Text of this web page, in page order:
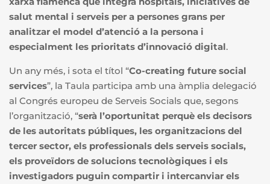
salut mental i serveis per a persones grans per
analitzar el model d’atenció a la persona i
especialment les prioritats d’innovació digital.
Un any més, i sota el títol “Co-creating future social
services”, la Taula participa amb una àmplia delegació
al Congrés europeu de Serveis Socials que, segons
l’organització, “serà l’oportunitat perquè els decisors
de les autoritats públiques, les organitzacions del
tercer sector, els professionals dels serveis socials,
els proveïdors de solucions tecnològiques i els
investigadors puguin compartir i intercanviar els